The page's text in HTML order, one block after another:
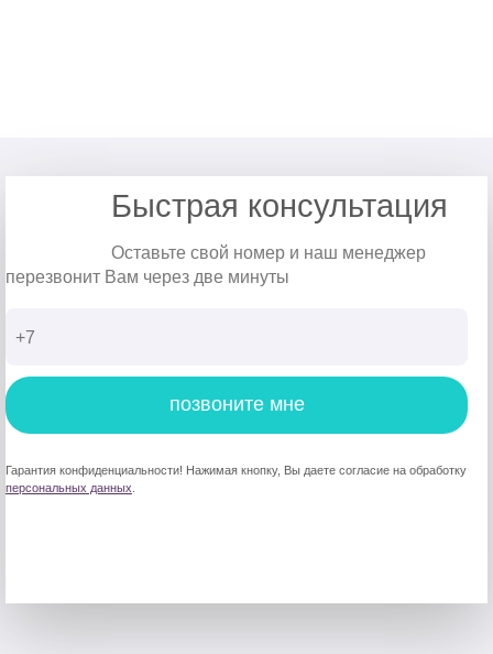
Быстрая консультация
Оставьте свой номер и наш менеджер
перезвонит Вам через две минуты
позвоните мне
Гарантия конфиденциальности! Нажимая кнопку, Вы даете согласие на обработку
персональных данных